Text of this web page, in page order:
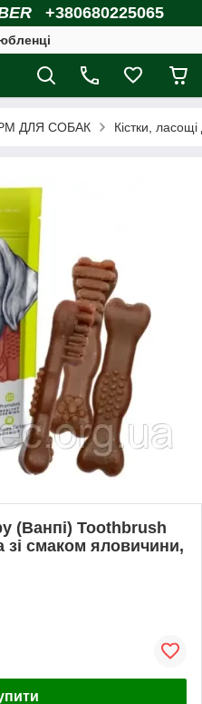
+380680225065
ДЛЯ СОБАК Кістки,
(Ванпі) Toothbrush
зі смаком яловичини,